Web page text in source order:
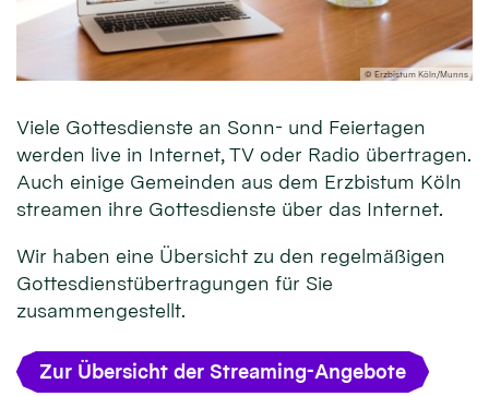
© Erzbistum Köln/Munns
Viele Gottesdienste an Sonn- und Feiertagen
werden live in Internet, TV oder Radio übertragen.
Auch einige Gemeinden aus dem Erzbistum Köln
streamen ihre Gottesdienste über das Internet.
Wir haben eine Übersicht zu den regelmäßigen
Gottesdienstübertragungen für Sie
zusammengestellt.
Zur Übersicht der Streaming-Angebote